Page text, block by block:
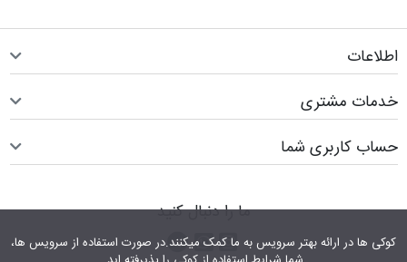
کوکی ها در ارائه بهتر سرویس‎ به ما کمک می‎کنند.در صورت استفاده از سرویس ها،
اطلاعات
خدمات مشتری
حساب کاربری شما
ما را دنبال کنید
اینستاگرام
پیام رسان واتس اپ
کانال تلگرام